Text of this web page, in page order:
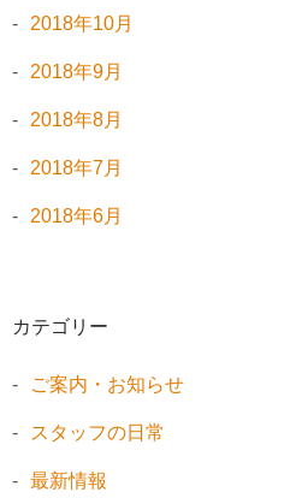
2018年10月
2018年9月
2018年8月
2018年7月
2018年6月
カテゴリー
ご案内・お知らせ
スタッフの日常
最新情報